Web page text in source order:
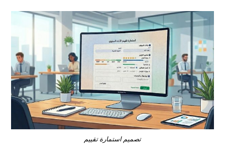
تصميم استمارة تقييم